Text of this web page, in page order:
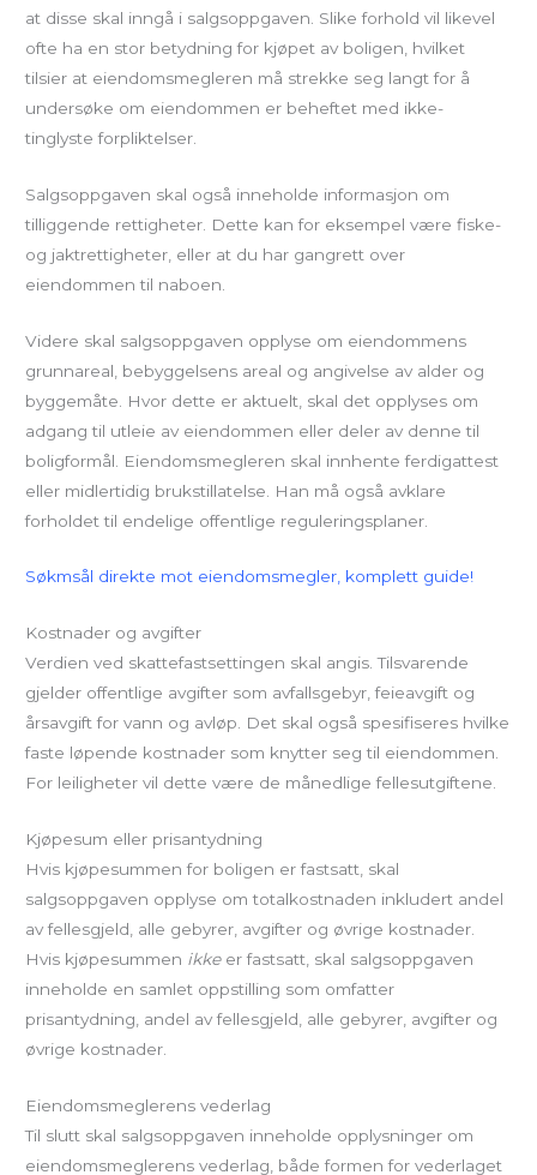
at disse skal inngå i salgsoppgaven. Slike forhold vil likevel
ofte ha en stor betydning for kjøpet av boligen, hvilket
tilsier at eiendomsmegleren må strekke seg langt for å
undersøke om eiendommen er beheftet med ikke-
tinglyste forpliktelser.
Salgsoppgaven skal også inneholde informasjon om
tilliggende rettigheter. Dette kan for eksempel være fiske-
og jaktrettigheter, eller at du har gangrett over
eiendommen til naboen.
Videre skal salgsoppgaven opplyse om eiendommens
grunnareal, bebyggelsens areal og angivelse av alder og
byggemåte. Hvor dette er aktuelt, skal det opplyses om
adgang til utleie av eiendommen eller deler av denne til
boligformål. Eiendomsmegleren skal innhente ferdigattest
eller midlertidig brukstillatelse. Han må også avklare
forholdet til endelige offentlige reguleringsplaner.
Søkmsål direkte mot eiendomsmegler, komplett guide!
Kostnader og avgifter
Verdien ved skattefastsettingen skal angis. Tilsvarende
gjelder offentlige avgifter som avfallsgebyr, feieavgift og
årsavgift for vann og avløp. Det skal også spesifiseres hvilke
faste løpende kostnader som knytter seg til eiendommen.
For leiligheter vil dette være de månedlige fellesutgiftene.
Kjøpesum eller prisantydning
Hvis kjøpesummen for boligen er fastsatt, skal
salgsoppgaven opplyse om totalkostnaden inkludert andel
av fellesgjeld, alle gebyrer, avgifter og øvrige kostnader.
Hvis kjøpesummen ikkeer fastsatt, skal salgsoppgaven
inneholde en samlet oppstilling som omfatter
prisantydning, andel av fellesgjeld, alle gebyrer, avgifter og
øvrige kostnader.
Eiendomsmeglerens vederlag
Til slutt skal salgsoppgaven inneholde opplysninger om
eiendomsmeglerens vederlag, både formen for vederlaget